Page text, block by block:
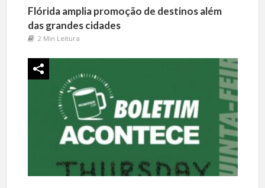
Flórida amplia promoção de destinos além
das grandes cidades
2 Min Leitura